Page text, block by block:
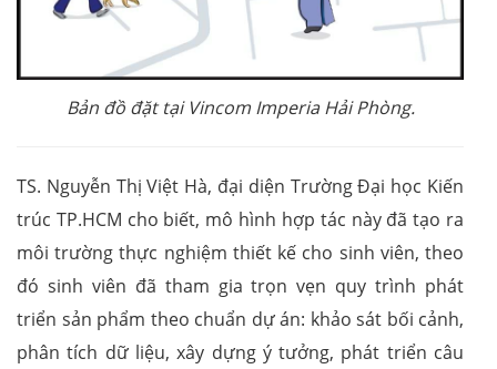
Bản đồ đặt tại Vincom Imperia Hải Phòng.
TS. Nguyễn Thị Việt Hà, đại diện Trường Đại học Kiến
trúc TP.HCM cho biết, mô hình hợp tác này đã tạo ra
môi trường thực nghiệm thiết kế cho sinh viên, theo
đó sinh viên đã tham gia trọn vẹn quy trình phát
triển sản phẩm theo chuẩn dự án: khảo sát bối cảnh,
phân tích dữ liệu, xây dựng ý tưởng, phát triển câu